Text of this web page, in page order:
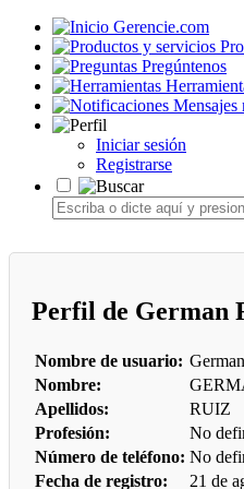
Gerencie.com
Pregúntenos
Mensajes
Iniciar sesión
Registrarse
Perfil de German
Nombre de usuario:
Nombre:
Apellidos:
RUIZ
Profesión:
No
Número de teléfono: No
Fecha de registro:
21 de